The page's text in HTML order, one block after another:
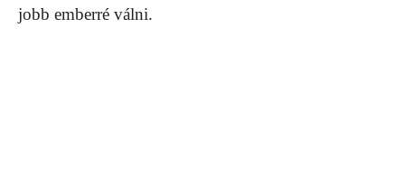
jobb emberré válni.